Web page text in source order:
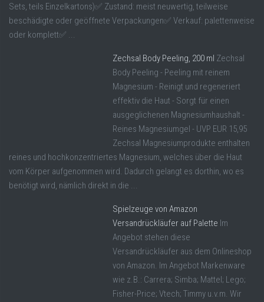
Sets, teils Einzelkartons)✅ Zustand: meist neuwertig, teilweise
beschädigte oder geöffnete Verpackungen✅ Verkauf: palettenweise
oder komplett✅ ...
Zechsal Body Peeling, 200 ml Zechsal
Body Peeling - Peeling mit reinem
Magnesium - Reinigt und regeneriert
effektiv die Haut - Sorgt für einen
ausgeglichenen Magnesiumhaushalt -
Reines Magnesiumgel - UVP EUR 15,95
Zechsal Magnesiumprodukte enthalten
reines und hochkonzentriertes Magnesium, welches über die Haut
vom Körper aufgenommen wird. Dadurch gelangt es dorthin, wo es
benötigt wird, nämlich direkt in die ...
Spielzeuge von Amazon
Versandrückläufer auf Palette Im
Angebot stehen diese
Versandrückläufer aus dem Onlineshop
von Amazon. Im Angebot Markenware
wie z.B.: Carrera; Simba; Mattel; Lego;
Fisher-Price; Vtech; Timmy u.v.m. Wir